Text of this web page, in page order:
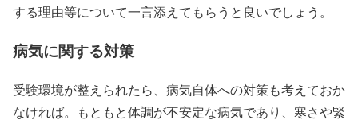
する理由等について一言添えてもらうと良いでしょう。
病気に関する対策
受験環境が整えられたら、病気自体への対策も考えておか
なければ。もともと体調が不安定な病気であり、寒さや緊